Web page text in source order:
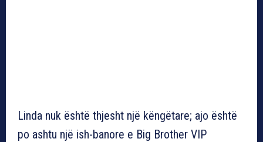
Linda nuk është thjesht një këngëtare; ajo është
po ashtu një ish-banore e Big Brother VIP